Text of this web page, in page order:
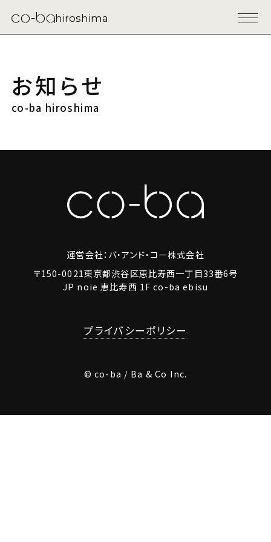
hiroshima
お知らせ
co-ba hiroshima
運営会社：バ・アンド・コー株式会社
〒150-0021東京都渋谷区恵比寿西一丁目33番6号
JP noie 恵比寿西 1F co-ba ebisu
プライバシーポリシー
© co-ba / Ba & Co Inc.